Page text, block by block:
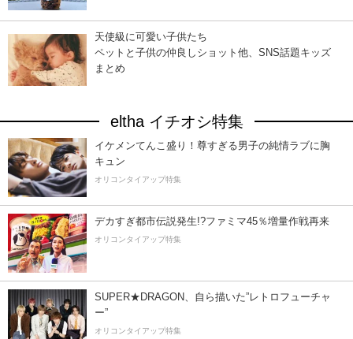
天使級に可愛い子供たち
ペットと子供の仲良しショット他、SNS話題キッズ
まとめ
eltha イチオシ特集
イケメンてんこ盛り！尊すぎる男子の純情ラブに胸
キュン
オリコンタイアップ特集
デカすぎ都市伝説発生!?ファミマ45％増量作戦再来
オリコンタイアップ特集
SUPER★DRAGON、自ら描いた”レトロフューチャ
ー”
オリコンタイアップ特集